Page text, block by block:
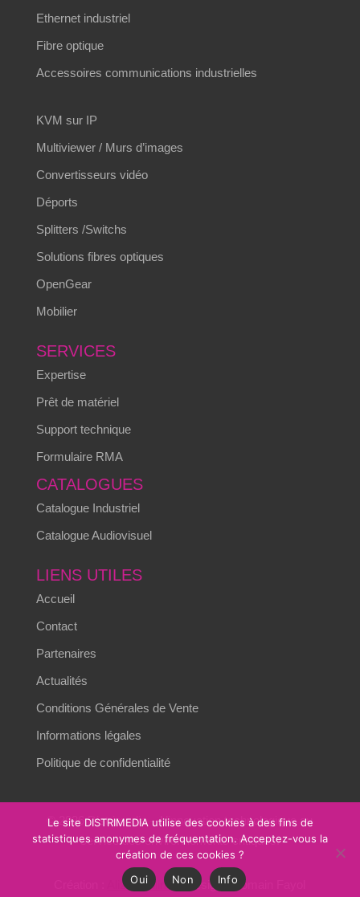
Ethernet industriel
Fibre optique
Accessoires communications industrielles
KVM sur IP
Multiviewer / Murs d’images
Convertisseurs vidéo
Déports
Splitters /Switchs
Solutions fibres optiques
OpenGear
Mobilier
SERVICES
Expertise
Prêt de matériel
Support technique
Formulaire RMA
CATALOGUES
Catalogue Industriel
Catalogue Audiovisuel
LIENS UTILES
Accueil
Contact
Partenaires
Actualités
Conditions Générales de Vente
Informations légales
Politique de confidentialité
© 2026 Distrimedia – L’innovation technologique au
service des environnements critiques.
Alizés online– Design : Romain Fayol
Le site DISTRIMEDIA utilise des cookies à des fins de
statistiques anonymes de fréquentation. Acceptez-vous la
création de ces cookies ?
Oui
Non Info